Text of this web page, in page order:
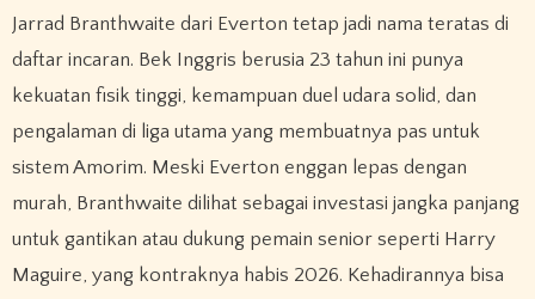
Jarrad Branthwaite dari Everton tetap jadi nama teratas di
daftar incaran. Bek Inggris berusia 23 tahun ini punya
kekuatan fisik tinggi, kemampuan duel udara solid, dan
pengalaman di liga utama yang membuatnya pas untuk
sistem Amorim. Meski Everton enggan lepas dengan
murah, Branthwaite dilihat sebagai investasi jangka panjang
untuk gantikan atau dukung pemain senior seperti Harry
Maguire, yang kontraknya habis 2026. Kehadirannya bisa